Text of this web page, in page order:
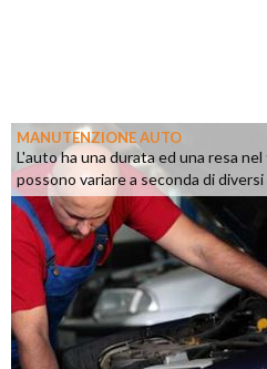
MANUTENZIONE AUTO
L'auto ha una durata ed una resa
possono variare a seconda di